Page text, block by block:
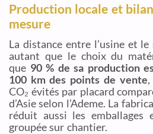
Production locale et
mesure
La distance entre l’usine et
autant que le choix du
que 90 % de sa production
100 km des points de vente
CO₂ évités par placard
d’Asie selon l’Ademe. La
réduit aussi les
groupée sur chantier.